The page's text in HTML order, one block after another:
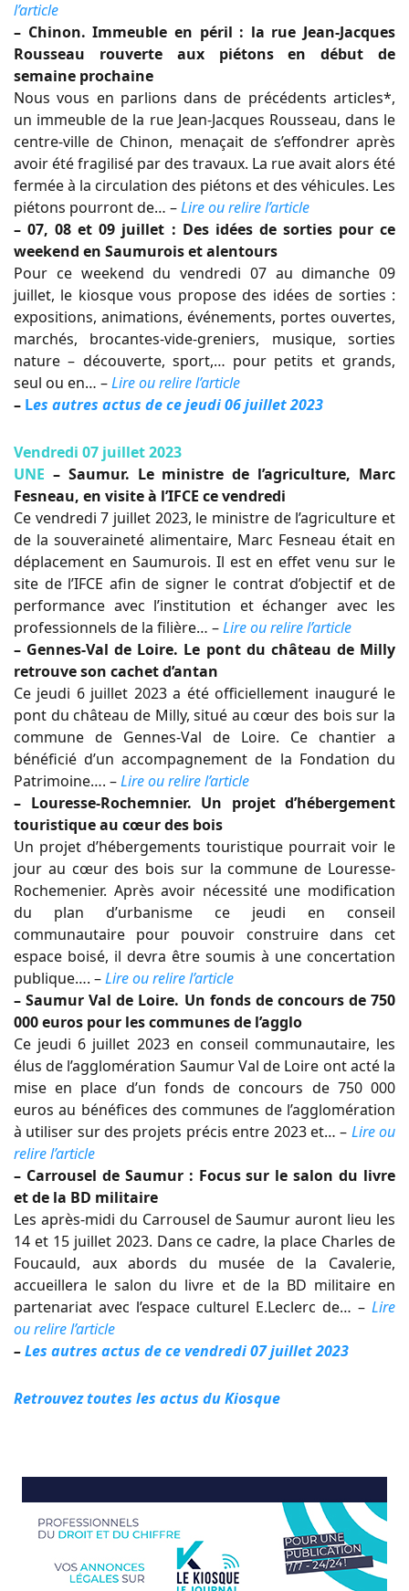
l’article
– Chinon. Immeuble en péril : la rue Jean-Jacques
Rousseau rouverte aux piétons en début de
semaine prochaine
Nous vous en parlions dans de précédents articles*,
un immeuble de la rue Jean-Jacques Rousseau, dans le
centre-ville de Chinon, menaçait de s’effondrer après
avoir été fragilisé par des travaux. La rue avait alors été
fermée à la circulation des piétons et des véhicules. Les
piétons pourront de… –Lire ou relire l’article
– 07, 08 et 09 juillet : Des idées de sorties pour ce
weekend en Saumurois et alentours
Pour ce weekend du vendredi 07 au dimanche 09
juillet, le kiosque vous propose des idées de sorties :
expositions, animations, événements, portes ouvertes,
marchés, brocantes-vide-greniers, musique, sorties
nature – découverte, sport,… pour petits et grands,
seul ou en… –Lire ou relire l’article
– Les autres actus de ce jeudi 06 juillet 2023
Vendredi 07 juillet 2023
UNE – Saumur. Le ministre de l’agriculture, Marc
Fesneau, en visite à l’IFCE ce vendredi
Ce vendredi 7 juillet 2023, le ministre de l’agriculture et
de la souveraineté alimentaire, Marc Fesneau était en
déplacement en Saumurois. Il est en effet venu sur le
site de l’IFCE afin de signer le contrat d’objectif et de
performance avec l’institution et échanger avec les
professionnels de la filière… –Lire ou relire l’article
– Gennes-Val de Loire. Le pont du château de Milly
retrouve son cachet d’antan
Ce jeudi 6 juillet 2023 a été officiellement inauguré le
pont du château de Milly, situé au cœur des bois sur la
commune de Gennes-Val de Loire. Ce chantier a
bénéficié d’un accompagnement de la Fondation du
Patrimoine…. –Lire ou relire l’article
– Louresse-Rochemnier. Un projet d’hébergement
touristique au cœur des bois
Un projet d’hébergements touristique pourrait voir le
jour au cœur des bois sur la commune de Louresse-
Rochemenier. Après avoir nécessité une modification
du plan d’urbanisme ce jeudi en conseil
communautaire pour pouvoir construire dans cet
espace boisé, il devra être soumis à une concertation
publique…. –Lire ou relire l’article
– Saumur Val de Loire. Un fonds de concours de 750
000 euros pour les communes de l’agglo
Ce jeudi 6 juillet 2023 en conseil communautaire, les
élus de l’agglomération Saumur Val de Loire ont acté la
mise en place d’un fonds de concours de 750 000
euros au bénéfices des communes de l’agglomération
à utiliser sur des projets précis entre 2023 et… – Lire ou
relire l’article
– Carrousel de Saumur : Focus sur le salon du livre
et de la BD militaire
Les après-midi du Carrousel de Saumur auront lieu les
14 et 15 juillet 2023. Dans ce cadre, la place Charles de
Foucauld, aux abords du musée de la Cavalerie,
accueillera le salon du livre et de la BD militaire en
partenariat avec l’espace culturel E.Leclerc de… – Lire
ou relire l’article
–Les autres actus de ce vendredi 07 juillet 2023
Retrouvez toutes les actus du Kiosque